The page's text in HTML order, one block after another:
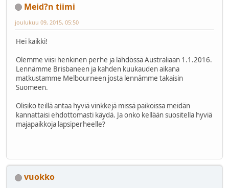
Meid?n tiimi
joulukuu 09, 2015, 05:50
Hei kaikki!
Olemme viisi henkinen perhe ja lähdössä Australiaan 1.1.2016.
Lennämme Brisbaneen ja kahden kuukauden aikana
matkustamme Melbourneen josta lennämme takaisin
Suomeen.
Olisiko teillä antaa hyviä vinkkejä missä paikoissa meidän
kannattaisi ehdottomasti käydä. Ja onko kellään suositella hyviä
majapaikkoja lapsiperheelle?
vuokko